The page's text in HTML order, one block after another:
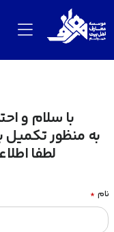
با سلام و
به منظور تکمیل
لطفا
نام *